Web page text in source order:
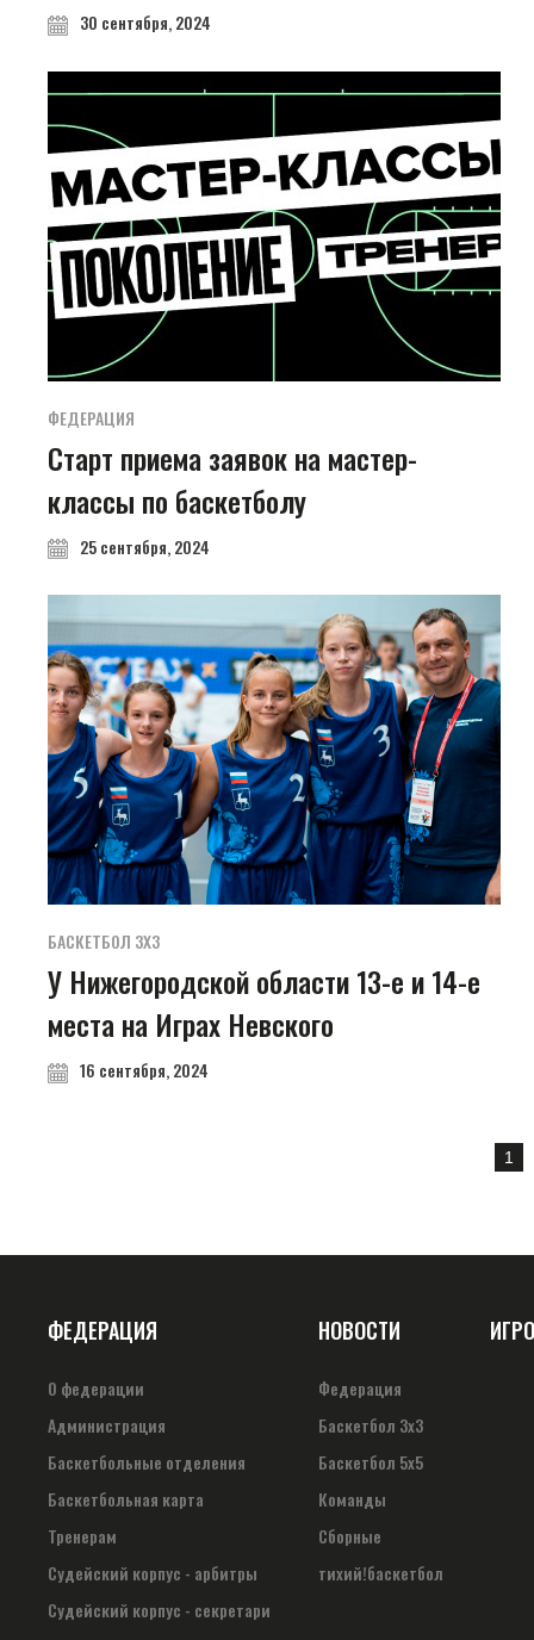
30 сентября, 2024
ФЕДЕРАЦИЯ
Старт приема заявок на мастер-
классы по баскетболу
25 сентября, 2024
БАСКЕТБОЛ 3Х3
У Нижегородской области 13-е и 14-е
места на Играх Невского
16 сентября, 2024
1
ФЕДЕРАЦИЯ
О федерации
Администрация
Баскетбольные отделения
Баскетбольная карта
Тренерам
Судейский корпус - арбитры
Судейский корпус - секретари
НОВОСТИ
Федерация
Баскетбол 3х3
Баскетбол 5х5
Команды
Сборные
тихий!баскетбол